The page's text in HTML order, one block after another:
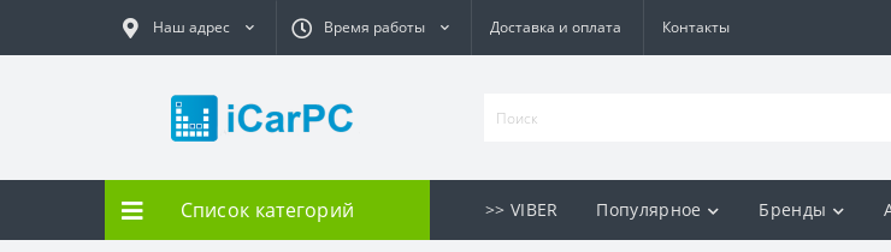
Наш адрес Время работы Доставка и оплата Контакты
Список категорий >> VIBER Популярное Бренды